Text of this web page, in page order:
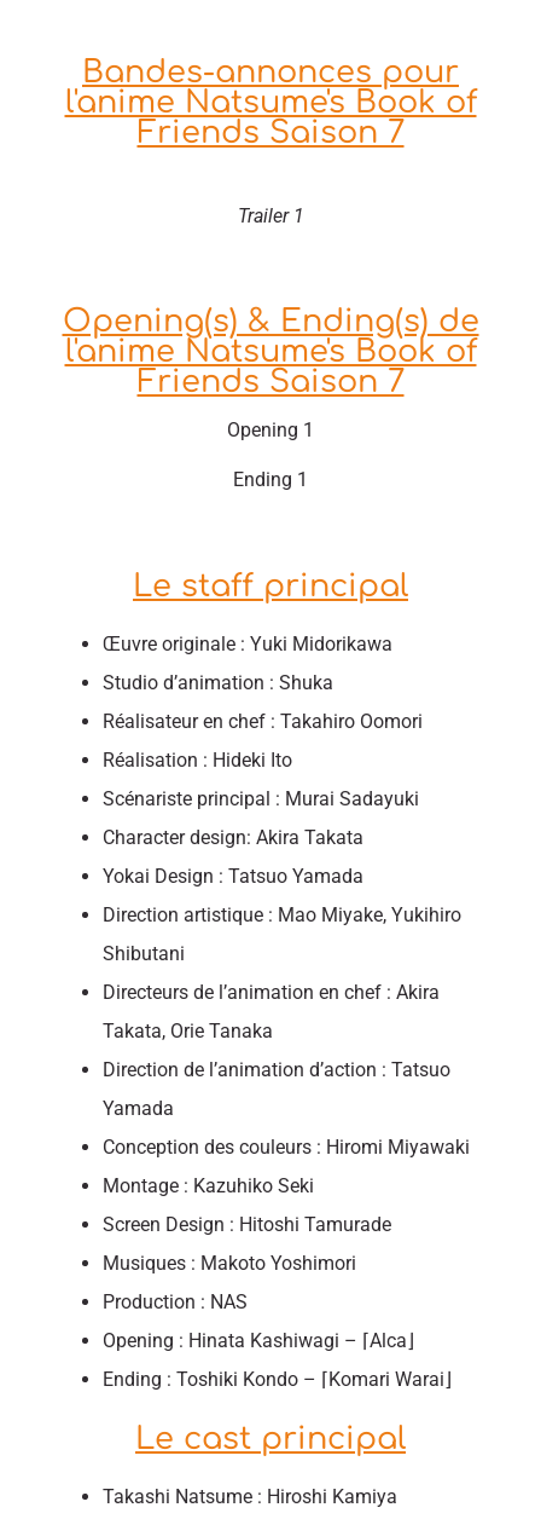
Bandes-annonces pour
l'anime Natsume's Book of
Friends Saison 7
Trailer 1
Opening(s) & Ending(s) de
l'anime Natsume's Book of
Friends Saison 7
Opening 1
Ending 1
Le staff principal
Œuvre originale : Yuki Midorikawa
Studio d’animation : Shuka
Réalisateur en chef : Takahiro Oomori
Réalisation : Hideki Ito
Scénariste principal : Murai Sadayuki
Character design: Akira Takata
Yokai Design : Tatsuo Yamada
Direction artistique : Mao Miyake, Yukihiro
Shibutani
Directeurs de l’animation en chef : Akira
Takata, Orie Tanaka
Direction de l’animation d’action : Tatsuo
Yamada
Conception des couleurs : Hiromi Miyawaki
Montage : Kazuhiko Seki
Screen Design : Hitoshi Tamurade
Musiques : Makoto Yoshimori
Production : NAS
Opening : Hinata Kashiwagi – ⌈Alca⌋
Ending : Toshiki Kondo – ⌈Komari Warai⌋
Le cast principal
Takashi Natsume : Hiroshi Kamiya